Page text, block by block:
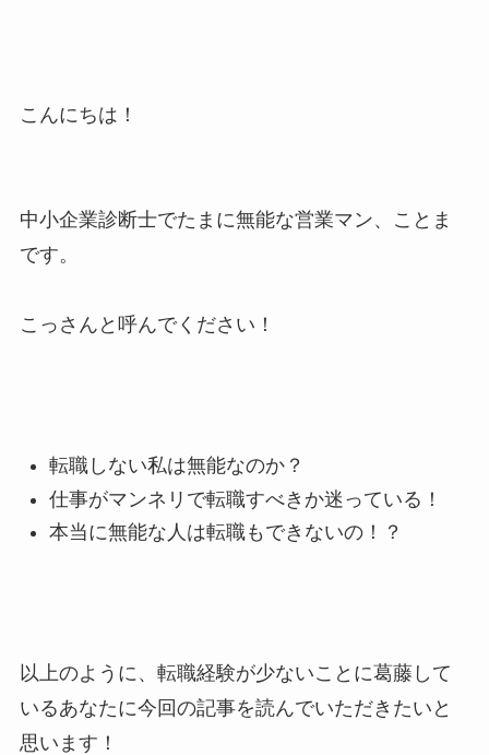
こんにちは！
中小企業診断士でたまに無能な営業マン、ことま
です。
こっさんと呼んでください！
転職しない私は無能なのか？
仕事がマンネリで転職すべきか迷っている！
本当に無能な人は転職もできないの！？
以上のように、転職経験が少ないことに葛藤して
いるあなたに今回の記事を読んでいただきたいと
思います！